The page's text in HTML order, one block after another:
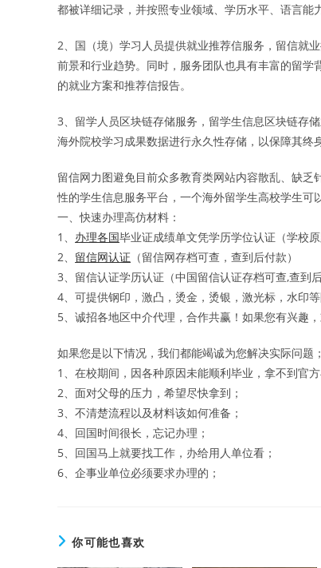
都被详细记录，并按照专业领域、学历水平、语言能
2、国（境）学习人员提供就业推荐信服务，留信就
前景和行业趋势。同时，服务团队也具有丰富的留
的就业方案和推荐信报告。
3、留学人员区块链存储服务，留学生信息区块链存
海外院校学习成果数据进行永久性存储，以保障其终
留信网力图避免目前众多教育类网站内容散乱、缺
性的学生信息服务平台，一个海外留学生高校学生可
一、快速办理高仿材料：
1、 办理各国毕业证成绩单文凭学历学位认证（学校原
2、 留信网认证 （留信网存档可查，查到后付款）
3、留信认证学历认证（中国留信认证存档可查,查到后
4、可提供钢印，激凸，烫金，烫银，激光标，水印
5、诚招各地区中介代理，合作共赢！如果您有兴趣
如果您是以下情况，我们都能竭诚为您解决实际问题；
1、在校期间，因各种原因未能顺利毕业，拿不到官方
2、面对父母的压力，希望尽快拿到；
3、不清楚流程以及材料该如何准备；
4、回国时间很长，忘记办理；
5、回国马上就要找工作，办给用人单位看；
6、企事业单位必须要求办理的；
你可能也喜欢